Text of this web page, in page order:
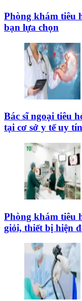
Phòng khám tiêu
bạn lựa chọn
Bác sĩ ngoại tiêu
tại cơ sở y tế uy tín
Phòng khám tiêu
giỏi, thiết bị hiện